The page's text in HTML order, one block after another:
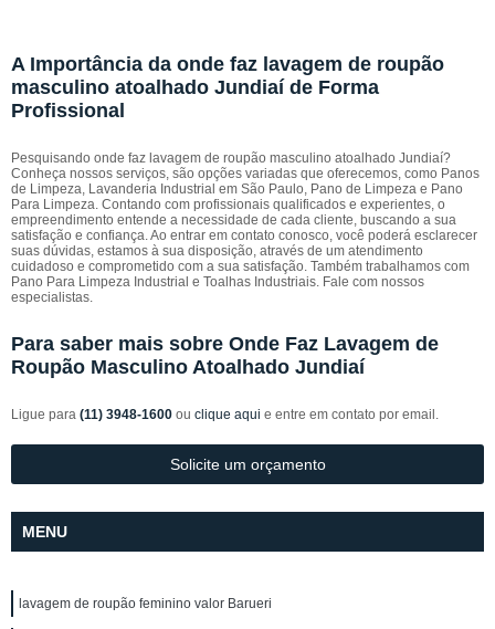
A Importância da onde faz lavagem de roupão
masculino atoalhado Jundiaí de Forma
Profissional
Pesquisando onde faz lavagem de roupão masculino atoalhado Jundiaí?
Conheça nossos serviços, são opções variadas que oferecemos, como Panos
de Limpeza, Lavanderia Industrial em São Paulo, Pano de Limpeza e Pano
Para Limpeza. Contando com profissionais qualificados e experientes, o
empreendimento entende a necessidade de cada cliente, buscando a sua
satisfação e confiança. Ao entrar em contato conosco, você poderá esclarecer
suas dúvidas, estamos à sua disposição, através de um atendimento
cuidadoso e comprometido com a sua satisfação. Também trabalhamos com
Pano Para Limpeza Industrial e Toalhas Industriais. Fale com nossos
especialistas.
Para saber mais sobre Onde Faz Lavagem de
Roupão Masculino Atoalhado Jundiaí
Ligue para (11) 3948-1600 ou clique aqui e entre em contato por email.
Solicite um orçamento
MENU
lavagem de roupão feminino valor Barueri